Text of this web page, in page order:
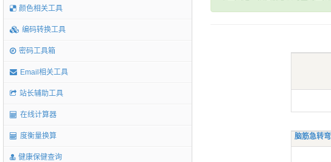
颜色相关工具
编码转换工具
密码工具箱
Email相关工具
站长辅助工具
在线计算器
度衡量换算
健康保健查询
脑筋急转弯